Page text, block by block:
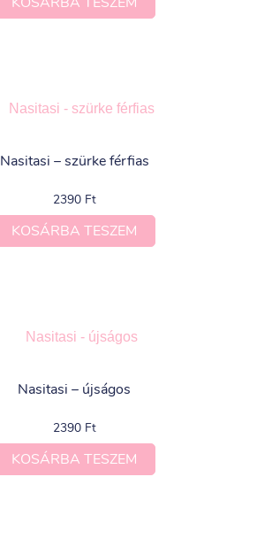
Nasitasi – szürke férfias
2390 Ft
KOSÁRBA TESZEM
Nasitasi – újságos
2390 Ft
KOSÁRBA TESZEM